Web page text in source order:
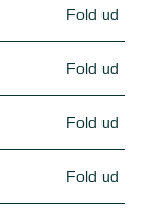
Fold ud
Fold ud
Fold ud
Fold ud